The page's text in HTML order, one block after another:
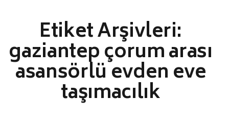
Etiket Arşivleri:
gaziantep çorum arası
asansörlü evden eve
taşımacılık